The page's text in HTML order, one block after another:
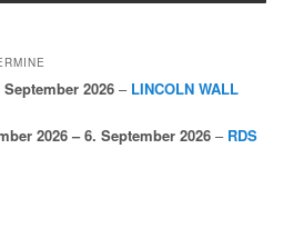
September 2026 – LINCOLN WALL
2026 – 6. September 2026 – RDS